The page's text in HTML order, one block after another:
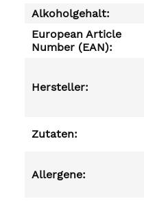
Alkoholgehalt:
European Article
Number (EAN):
Hersteller:
Zutaten:
Allergene: